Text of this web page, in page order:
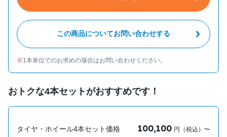
この商品についてお問い合わせする
1本単位でのお求めの場合はお問い合わせください。
おトクな4本セットがおすすめです！
タイヤ・ホイール4本セット価格 100,100 円（税込）〜